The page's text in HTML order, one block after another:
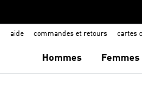
aide commandes et retours cartes
Hommes Femmes